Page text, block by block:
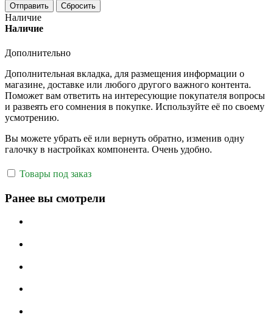
Отправить Сбросить
Наличие
Наличие
Дополнительно
Дополнительная вкладка, для размещения информации о
магазине, доставке или любого другого важного контента.
Поможет вам ответить на интересующие покупателя вопросы
и развеять его сомнения в покупке. Используйте её по своему
усмотрению.
Вы можете убрать её или вернуть обратно, изменив одну
галочку в настройках компонента. Очень удобно.
Товары под заказ
Ранее вы смотрели